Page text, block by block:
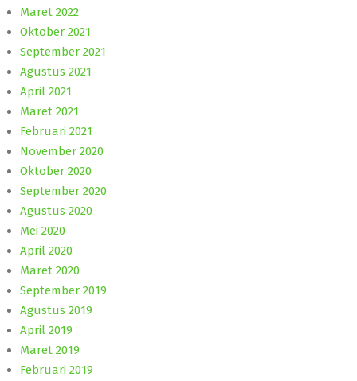
Maret 2022
Oktober 2021
September 2021
Agustus 2021
April 2021
Maret 2021
Februari 2021
November 2020
Oktober 2020
September 2020
Agustus 2020
Mei 2020
April 2020
Maret 2020
September 2019
Agustus 2019
April 2019
Maret 2019
Februari 2019